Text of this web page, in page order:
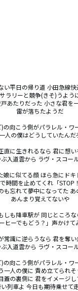
い平日の帰り道 小田急線快
サラリーと競争(きそ)うよう
あたりだった 小さな君を
雷が落ちたようだ
の向こう側がパラレル・ワ
人の僕はどうしていたんだ
直に生きれるなら 君に想
入道雲から ラヴ・スコー
娘に似てる顔 ほら急にド
時間を止めてくれ「STOP
も忘れて夢中になってた
あんまり覚えてないや
しも降車駅が 同じところな
ーヒーでもどう？」声かけて
常識に逆らうなら 君を奪
入道雲から ラヴ・スコー
の向こう側がパラレル・ワ
一人の僕に 責め立てられそ
蓋の裏側に 君をイメージし
い列車よ 今日も期待乗せて